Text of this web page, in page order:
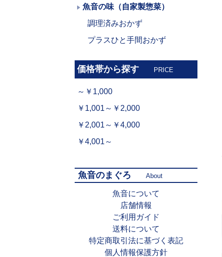
魚音の味（自家製惣菜）
調理済みおかず
プラスひと手間おかず
価格帯から探す PRICE
～￥1,000
￥1,001～￥2,000
￥2,001～￥4,000
￥4,001～
魚音のまぐろ About
魚音について
店舗情報
ご利用ガイド
送料について
特定商取引法に基づく表記
個人情報保護方針